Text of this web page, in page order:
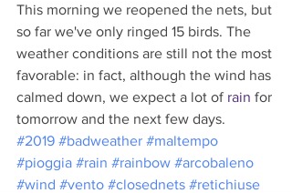
This morning we reopened the nets, but
so far we've only ringed 15 birds. The
weather conditions are still not the most
favorable: in fact, although the wind has
calmed down, we expect a lot of rain for
tomorrow and the next few days.
#2019 #badweather #maltempo
#pioggia #rain #rainbow #arcobaleno
#wind #vento #closednets #retichiuse